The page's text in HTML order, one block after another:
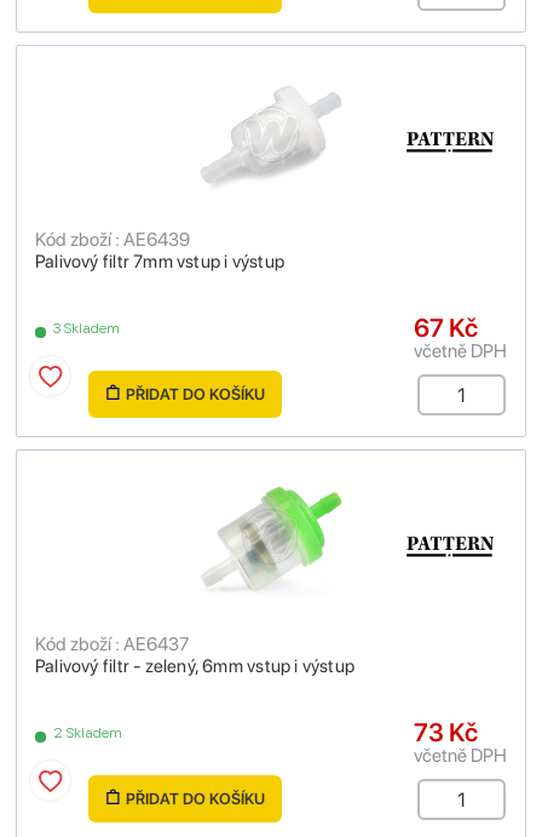
Palivový filtr 7mm vstup i výstup
Kód zboží : AE6439
3 Skladem 67 Kč
včetně DPH
PŘIDAT DO KOŠÍKU
Palivový filtr - zelený, 6mm vstup i výstup
Kód zboží : AE6437
2 Skladem 73 Kč
včetně DPH
PŘIDAT DO KOŠÍKU